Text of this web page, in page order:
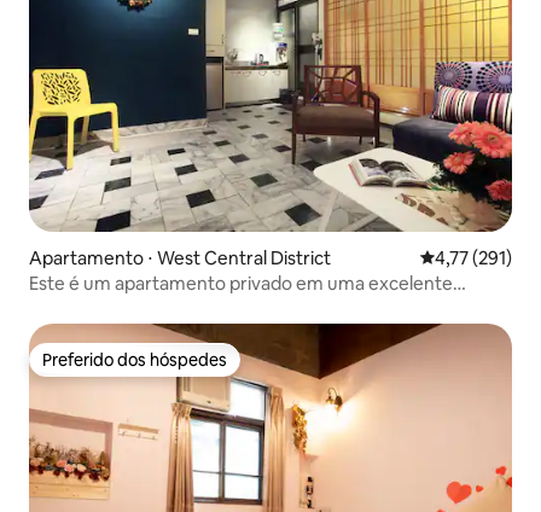
Apartamento ⋅ West Central District 4,77 de uma
4,77 (291)
Este é um apartamento privado em uma excelente
Preferido dos hóspedes
Preferido dos hóspedes